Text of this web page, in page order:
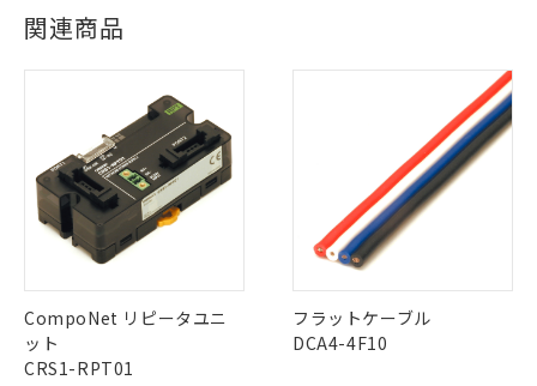
ダウンロードデータをご利用いただく前に、以下を必ずお読
みください。
ソフトウェアの使用条件
対応状況 ※1
中国 RoHS 注意事項・凡例
中国 RoHS表※1 ※2
X
Yes
LR型式承認
（イギリス
船舶規格）
DNV型式承認
（ノルウェー
船舶規格）
船舶規格）
KR型式
（韓国
船舶規格
No No No
その他の認証はこちらのページからご検索ください
関連商品
CompoNet リピータユニ
ット
CRS1-RPT01
フラットケーブル
DCA4-4F10
※1 対応状況
対応済み：EU RoHS指令（10物質）の